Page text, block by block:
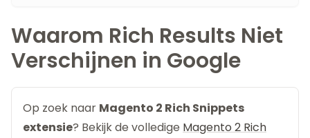
Waarom Rich Results Niet
Verschijnen in Google
Op zoek naar Magento 2 Rich Snippets
extensie? Bekijk de volledige Magento 2 Rich